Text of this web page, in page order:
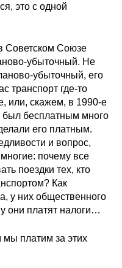
это с одной
Советском Союзе
убыточный. Не
убыточный, его
транспорт где-то
или, скажем, в 1990-е
был бесплатным много
его платным.
и вопрос,
почему все
поездки тех, кто
Как
у них общественного
они платят налоги…
мы платим за этих